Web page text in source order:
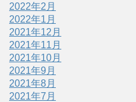
2022年2月
2022年1月
2021年12月
2021年11月
2021年10月
2021年9月
2021年8月
2021年7月